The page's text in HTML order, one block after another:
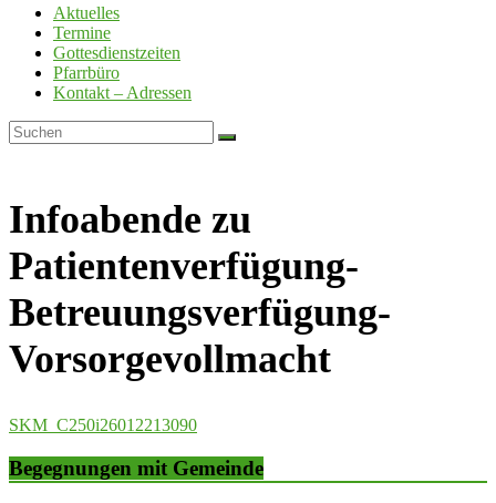
Aktuelles
Termine
Gottesdienstzeiten
Pfarrbüro
Kontakt – Adressen
Infoabende zu
Patientenverfügung-
Betreuungsverfügung-
Vorsorgevollmacht
SKM_C250i26012213090
Begegnungen mit Gemeinde